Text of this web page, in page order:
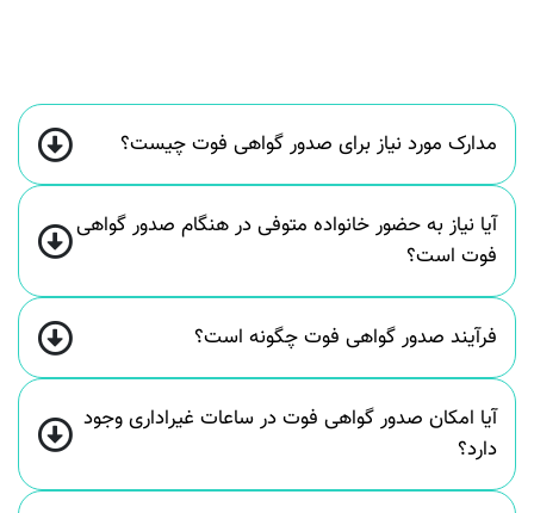
مدارک مورد نیاز برای صدور گواهی فوت چیست؟
آیا نیاز به حضور خانواده متوفی در هنگام صدور گواهی
فوت است؟
فرآیند صدور گواهی فوت چگونه است؟
آیا امکان صدور گواهی فوت در ساعات غیراداری وجود
دارد؟